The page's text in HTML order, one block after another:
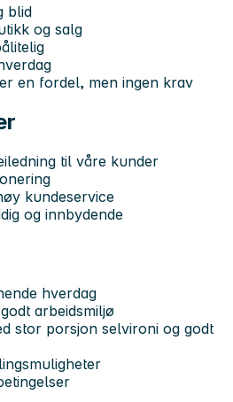
blid
og salg
en fordel, men ingen krav
til våre kunder
kundeservice
og innbydende
hverdag
arbeidsmiljø
stor porsjon selvironi og godt